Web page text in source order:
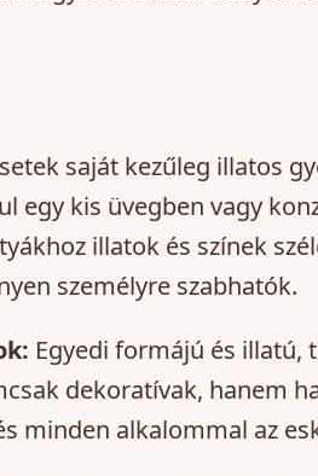
saját kezűleg illatos
egy kis üvegben vagy
illatok és színek
személyre szabhatók.
Egyedi formájú és illatú,
dekoratívak, hanem
minden alkalommal az